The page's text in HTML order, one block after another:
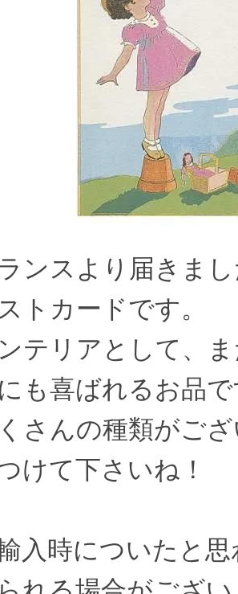
ンスより届きま
トカードです。
テリアとして、
も喜ばれるお品
さんの種類がご
けて下さいね！
入時についたと